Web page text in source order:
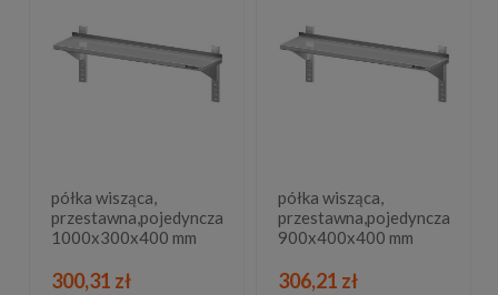
półka wisząca,
przestawna,pojedyncza
1000x300x400 mm
300,31 zł
półka wisząca,
przestawna,pojedyncza
900x400x400 mm
306,21 zł